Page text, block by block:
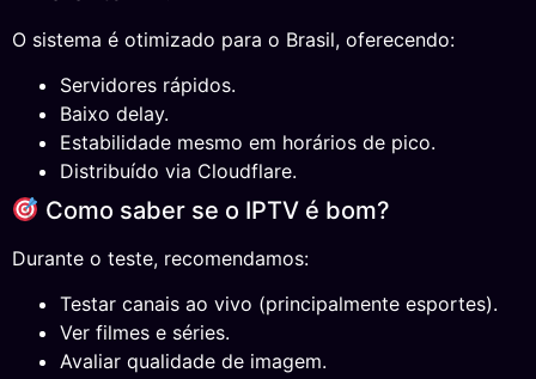
O sistema é otimizado para o Brasil, oferecendo:
Servidores rápidos.
Baixo delay.
Estabilidade mesmo em horários de pico.
Distribuído via Cloudflare.
Como saber se o IPTV é bom?
Durante o teste, recomendamos:
Testar canais ao vivo (principalmente esportes).
Ver filmes e séries.
Avaliar qualidade de imagem.